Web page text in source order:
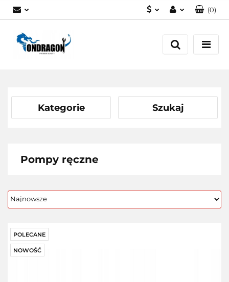
Zaloguj się
Załóż konto
(0)
Kategorie Szukaj
Pompy ręczne
POLECANE
NOWOŚĆ